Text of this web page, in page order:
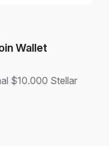
Wallet
$10.000 Stellar